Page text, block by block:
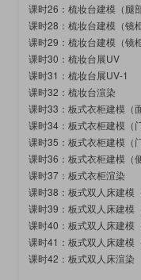
课时26：梳妆台建模（腿
课时28：梳妆台建模（镜
课时29：梳妆台建模（镜
课时30：梳妆台展UV
课时31：梳妆台展UV-1
课时32：梳妆台渲染
课时33：板式衣柜建模（
课时34：板式衣柜建模（
课时35：板式衣柜建模（
课时36：板式衣柜建模（
课时37：板式衣柜渲染
课时38：板式双人床建模
课时39：板式双人床建模
课时40：板式双人床建模
课时41：板式双人床建模
课时42：板式双人床渲染